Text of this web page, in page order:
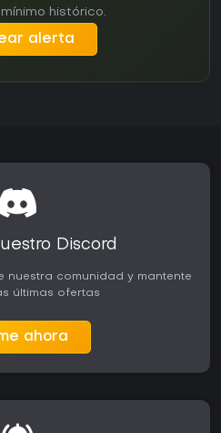
histórico.
alerta
Discord
nuestra comunidad y mantente
últimas ofertas
ahora